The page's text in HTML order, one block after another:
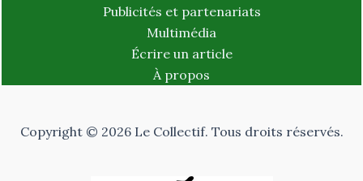
Publicités et partenariats
Multimédia
Écrire un article
À propos
Copyright © 2026 Le Collectif. Tous droits réservés.